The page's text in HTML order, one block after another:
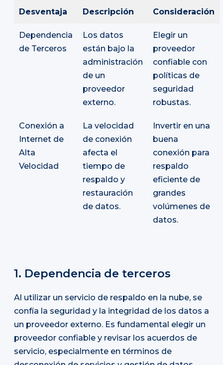
Desventaja Descripción Consideración
Dependencia
de Terceros
Los datos
están bajo la
administración
de un
proveedor
externo.
Elegir un
proveedor
confiable con
políticas de
seguridad
robustas.
Conexión a
Internet de
Alta
Velocidad
La velocidad
de conexión
afecta el
tiempo de
respaldo y
restauración
de datos.
Invertir en una
buena
conexión para
respaldo
eficiente de
grandes
volúmenes de
datos.
1. Dependencia de terceros
Al utilizar un servicio de respaldo en la nube, se
confía la seguridad y la integridad de los datos a
un proveedor externo. Es fundamental elegir un
proveedor confiable y revisar los acuerdos de
servicio, especialmente en términos de